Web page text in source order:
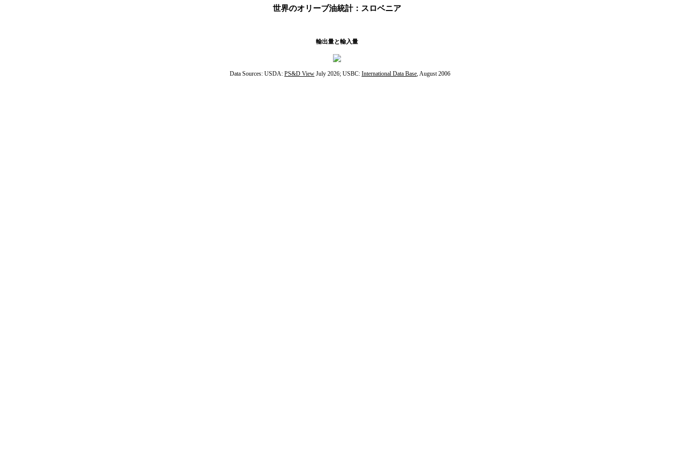
世界のオリーブ油統計：スロベニア
輸出量と輸入量
Data Sources: USDA: PS&D View July 2026; USBC: International Data Base, August 2006